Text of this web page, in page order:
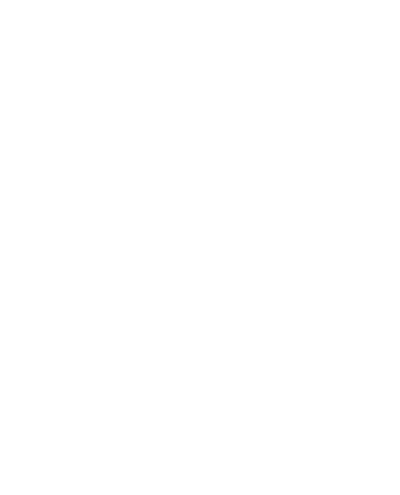
funkcji strony
szczegółowo
którym w sposób prawidłowy
zalogowaniu. Ponadto,
z aktywnością
na naszej stronie, które mogą